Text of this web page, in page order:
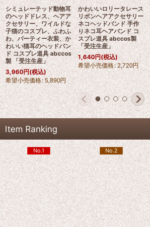
シミュレーテッド動物耳
のヘッドドレス、ヘアア
クセサリー、ワイルドな
子猫のコスプレ、ふわふ
わ、パーティー衣装、か
わいい猫耳のヘッドバン
ド コスプレ道具 abccos
製 「受注生産」
3,960円(税込)
希望小売価格: 5,890円
かわいいロリータレース
リボンヘアアクセサリー
ネコヘッドバンド 手作
りネコ耳ヘアバンド コ
スプレ道具 abccos製
「受注生産」
1,640円(税込)
希望小売価格: 2,720円
Item Ranking
No.1 No.2